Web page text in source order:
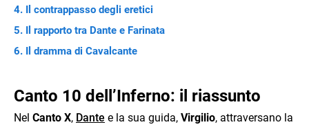
Il contrappasso degli eretici
Il rapporto tra Dante e Farinata
Il dramma di Cavalcante
Canto 10 dell’Inferno: il riassunto
Nel Canto X, Dante e la sua guida, Virgilio, attraversano la